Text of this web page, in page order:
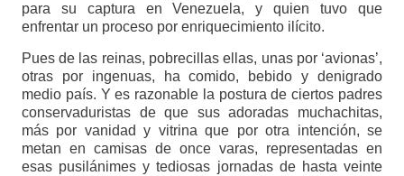
para su captura en Venezuela, y quien tuvo que
enfrentar un proceso por enriquecimiento ilícito.
Pues de las reinas, pobrecillas ellas, unas por ‘avionas’,
otras por ingenuas, ha comido, bebido y denigrado
medio país. Y es razonable la postura de ciertos padres
conservaduristas de que sus adoradas muchachitas,
más por vanidad y vitrina que por otra intención, se
metan en camisas de once varas, representadas en
esas pusilánimes y tediosas jornadas de hasta veinte